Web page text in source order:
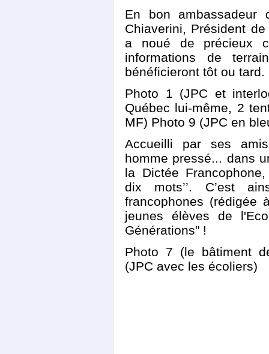
En bon ambassadeur
Chiaverini, Président
a noué de précieux
informations de
bénéficieront tôt ou tard.
Photo 1 (JPC et
Québec lui-même, 2
MF) Photo 9 (JPC en
Accueilli par ses
homme pressé... dans
la Dictée
dix mots’’. C’est
francophones (rédigée
jeunes élèves de
Générations" !
Photo 7 (le bâtiment
(JPC avec les écoliers)